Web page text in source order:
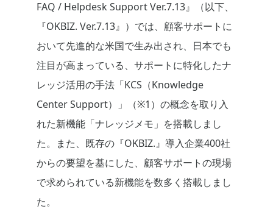
FAQ / Helpdesk Support Ver.7.13』（以下、
『OKBIZ. Ver.7.13』）では、顧客サポートに
おいて先進的な米国で生み出され、日本でも
注目が高まっている、サポートに特化したナ
レッジ活用の手法「KCS（Knowledge
Center Support）」（※1）の概念を取り入
れた新機能「ナレッジメモ」を搭載しまし
た。また、既存の『OKBIZ.』導入企業400社
からの要望を基にした、顧客サポートの現場
で求められている新機能を数多く搭載しまし
た。